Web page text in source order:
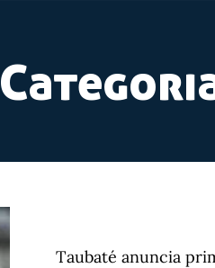
Taubaté anuncia